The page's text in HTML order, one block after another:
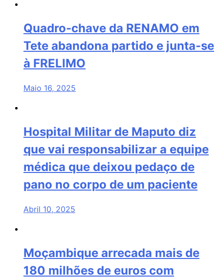
Quadro-chave da RENAMO em
Tete abandona partido e junta-se
à FRELIMO
Maio 16, 2025
Hospital Militar de Maputo diz
que vai responsabilizar a equipe
médica que deixou pedaço de
pano no corpo de um paciente
Abril 10, 2025
Moçambique arrecada mais de
180 milhões de euros com